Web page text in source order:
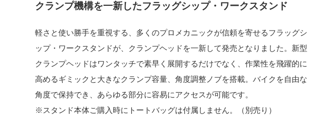
クランプ機構を一新したフラッグシップ・ワークスタンド
軽さと使い勝手を重視する、多くのプロメカニックが信頼を寄せるフラッグシ
ップ・ワークスタンドが、クランプヘッドを一新して発売となりました。新型
クランプヘッドはワンタッチで素早く展開するだけでなく、作業性を飛躍的に
高めるギミックと大きなクランプ容量、角度調整ノブを搭載。バイクを自由な
角度で保持でき、あらゆる部分に容易にアクセスが可能です。
※スタンド本体ご購入時にトートバッグは付属しません。（別売り）